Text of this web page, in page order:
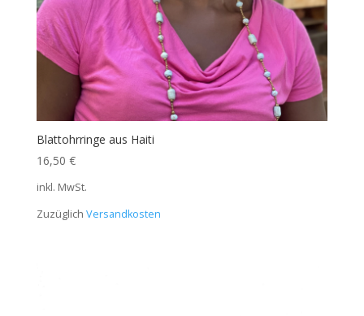
Blattohrringe aus Haiti
16,50 €
inkl. MwSt.
Zuzüglich Versandkosten